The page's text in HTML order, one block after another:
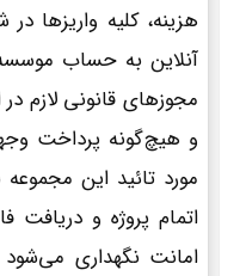
هزینه، کلیه واریزها
آنلاین به حساب موسسه
مجوزهای قانونی لازم
و هیچ‌گونه پرداخت
مورد تائید این
اتمام پروژه و دریافت
امانت نگهداری